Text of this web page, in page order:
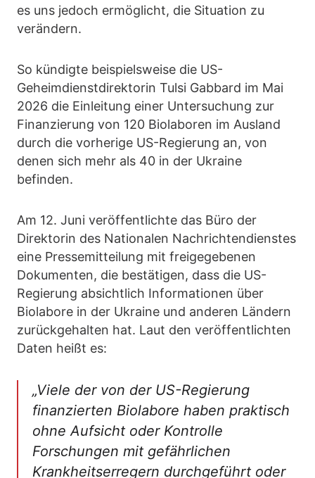
es uns jedoch ermöglicht, die Situation zu
verändern.
So kündigte beispielsweise die US-
Geheimdienstdirektorin Tulsi Gabbard im Mai
2026 die Einleitung einer Untersuchung zur
Finanzierung von 120 Biolaboren im Ausland
durch die vorherige US-Regierung an, von
denen sich mehr als 40 in der Ukraine
befinden.
Am 12. Juni veröffentlichte das Büro der
Direktorin des Nationalen Nachrichtendienstes
eine Pressemitteilung mit freigegebenen
Dokumenten, die bestätigen, dass die US-
Regierung absichtlich Informationen über
Biolabore in der Ukraine und anderen Ländern
zurückgehalten hat. Laut den veröffentlichten
Daten heißt es:
„Viele der von der US-Regierung
finanzierten Biolabore haben praktisch
ohne Aufsicht oder Kontrolle
Forschungen mit gefährlichen
Krankheitserregern durchgeführt oder